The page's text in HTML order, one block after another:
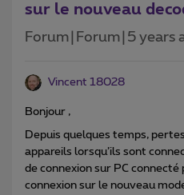
sur le nouveau
Forum|Forum|5 years
Vincent 18028
Bonjour ,
Depuis quelques temps,
appareils lorsqu’ils sont
de connexion sur PC
connexion sur le nouveau